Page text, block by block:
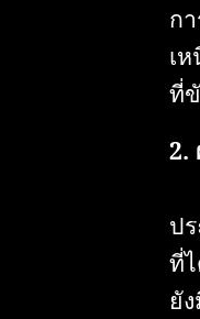
ก
เ
ที่
2.
ป
ที่
ยั